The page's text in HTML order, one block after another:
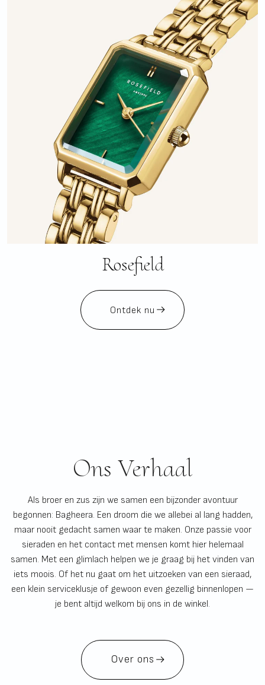
Rosefield
Ontdek nu
Ons Verhaal
Als broer en zus zijn we samen een bijzonder avontuur
begonnen: Bagheera. Een droom die we allebei al lang hadden,
maar nooit gedacht samen waar te maken. Onze passie voor
sieraden en het contact met mensen komt hier helemaal
samen. Met een glimlach helpen we je graag bij het vinden van
iets moois. Of het nu gaat om het uitzoeken van een sieraad,
een klein serviceklusje of gewoon even gezellig binnenlopen —
je bent altijd welkom bij ons in de winkel.
Over ons